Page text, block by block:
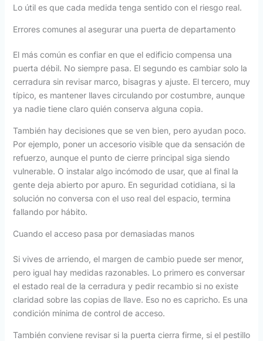
Lo útil es que cada medida tenga sentido con el riesgo real.
Errores comunes al asegurar una puerta de departamento
El más común es confiar en que el edificio compensa una
puerta débil. No siempre pasa. El segundo es cambiar solo la
cerradura sin revisar marco, bisagras y ajuste. El tercero, muy
típico, es mantener llaves circulando por costumbre, aunque
ya nadie tiene claro quién conserva alguna copia.
También hay decisiones que se ven bien, pero ayudan poco.
Por ejemplo, poner un accesorio visible que da sensación de
refuerzo, aunque el punto de cierre principal siga siendo
vulnerable. O instalar algo incómodo de usar, que al final la
gente deja abierto por apuro. En seguridad cotidiana, si la
solución no conversa con el uso real del espacio, termina
fallando por hábito.
Cuando el acceso pasa por demasiadas manos
Si vives de arriendo, el margen de cambio puede ser menor,
pero igual hay medidas razonables. Lo primero es conversar
el estado real de la cerradura y pedir recambio si no existe
claridad sobre las copias de llave. Eso no es capricho. Es una
condición mínima de control de acceso.
También conviene revisar si la puerta cierra firme, si el pestillo